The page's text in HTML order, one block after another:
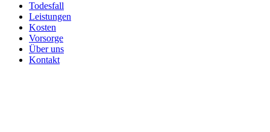
Todesfall
Leistungen
Kosten
Vorsorge
Über uns
Kontakt